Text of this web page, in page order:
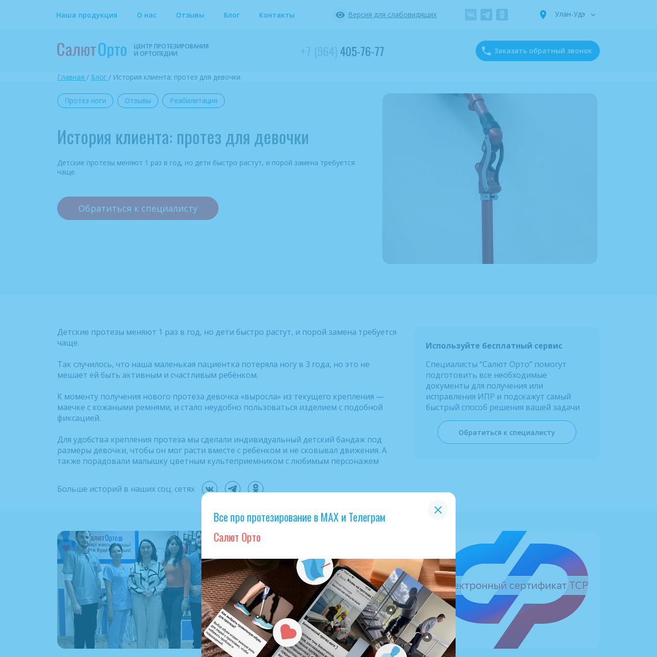
Наша продукция О нас Отзывы Блог Контакты Версия для слабовидящих Улан-Удэ
ЦЕНТР ПРОТЕЗИРОВАНИЯ
И ОРТОПЕДИИ
405-76-77 Заказать обратный звонок
Главная / Блог / История клиента: протез для девочки
Протез ноги Отзывы Реабилитация
История клиента: протез для девочки
Детские протезы меняют 1 раз в год, но дети быстро растут, и порой замена требуется
чаще.
Обратиться к специалисту
Используйте бесплатный сервис
Специалисты “Салют Орто” помогут
подготовить все необходимые
документы для получения или
исправления ИПР и подскажут самый
быстрый способ решения вашей задачи
Обратиться к специалисту
Детские протезы меняют 1 раз в год, но дети быстро растут, и порой замена требуется
чаще.
Так случилось, что наша маленькая пациентка потеряла ногу в 3 года, но это не
мешает ей быть активным и счастливым ребёнком.
К моменту получения нового протеза девочка «выросла» из текущего крепления —
маечке с кожаными ремнями, и стало неудобно пользоваться изделием с подобной
фиксацией.
Для удобства крепления протеза мы сделали индивидуальный детский бандаж под
размеры девочки, чтобы он мог расти вместе с ребёнком и не сковывал движения. А
также порадовали малышку цветным культеприемником с любимым персонажем
Больше историй в наших соц. сетях
Все про протезирование в МАХ и Телеграм
Салют Орто